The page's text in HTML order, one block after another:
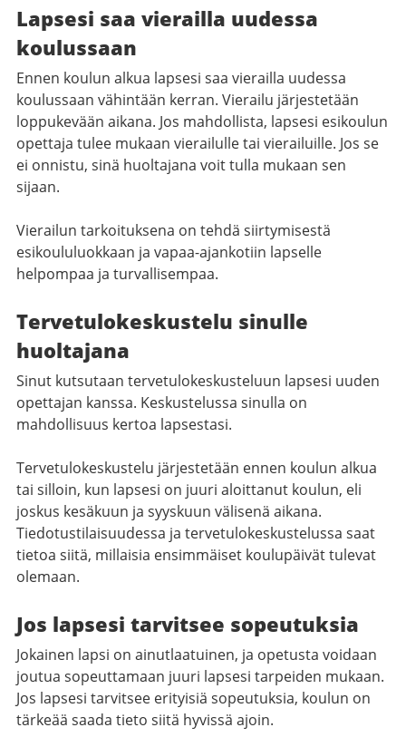
Lapsesi saa vierailla uudessa
koulussaan
Ennen koulun alkua lapsesi saa vierailla uudessa
koulussaan vähintään kerran. Vierailu järjestetään
loppukevään aikana. Jos mahdollista, lapsesi esikoulun
opettaja tulee mukaan vierailulle tai vierailuille. Jos se
ei onnistu, sinä huoltajana voit tulla mukaan sen
sijaan.
Vierailun tarkoituksena on tehdä siirtymisestä
esikoululuokkaan ja vapaa-ajankotiin lapselle
helpompaa ja turvallisempaa.
Tervetulokeskustelu sinulle
huoltajana
Sinut kutsutaan tervetulokeskusteluun lapsesi uuden
opettajan kanssa. Keskustelussa sinulla on
mahdollisuus kertoa lapsestasi.
Tervetulokeskustelu järjestetään ennen koulun alkua
tai silloin, kun lapsesi on juuri aloittanut koulun, eli
joskus kesäkuun ja syyskuun välisenä aikana.
Tiedotustilaisuudessa ja tervetulokeskustelussa saat
tietoa siitä, millaisia ensimmäiset koulupäivät tulevat
olemaan.
Jos lapsesi tarvitsee sopeutuksia
Jokainen lapsi on ainutlaatuinen, ja opetusta voidaan
joutua sopeuttamaan juuri lapsesi tarpeiden mukaan.
Jos lapsesi tarvitsee erityisiä sopeutuksia, koulun on
tärkeää saada tieto siitä hyvissä ajoin.